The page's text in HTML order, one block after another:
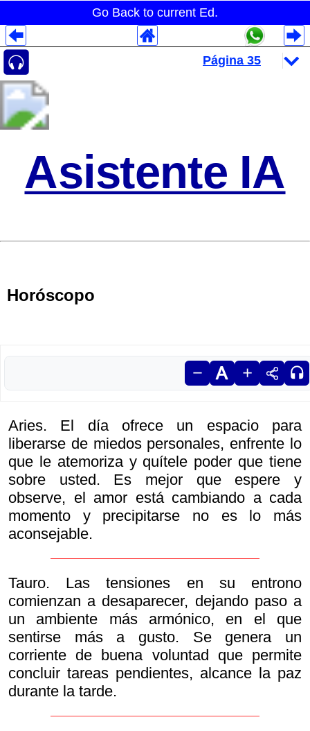
Go Back to current Ed.
Asistente IA
Horóscopo
Aries. El día ofrece un espacio para
liberarse de miedos personales, enfrente lo
que le atemoriza y quítele poder que tiene
sobre usted. Es mejor que espere y
observe, el amor está cambiando a cada
momento y precipitarse no es lo más
aconsejable.
Tauro. Las tensiones en su entrono
comienzan a desaparecer, dejando paso a
un ambiente más armónico, en el que
sentirse más a gusto. Se genera un
corriente de buena voluntad que permite
concluir tareas pendientes, alcance la paz
durante la tarde.
Despliegues Analytics
Despliegues Totales
Despliegues por Rubros